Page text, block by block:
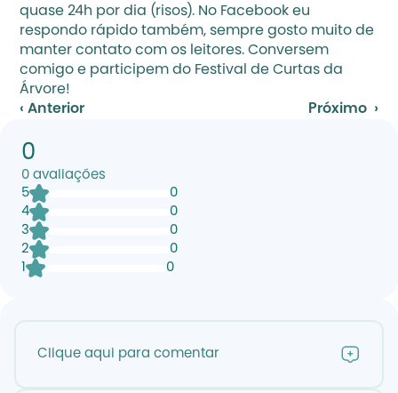
quase 24h por dia (risos). No Facebook eu
respondo rápido também, sempre gosto muito de
manter contato com os leitores. Conversem
comigo e participem do Festival de Curtas da
Árvore!
‹ Anterior
Próximo  ›
0
0 avaliações
5
0
4
0
3
0
2
0
1
0
Clique aqui para comentar